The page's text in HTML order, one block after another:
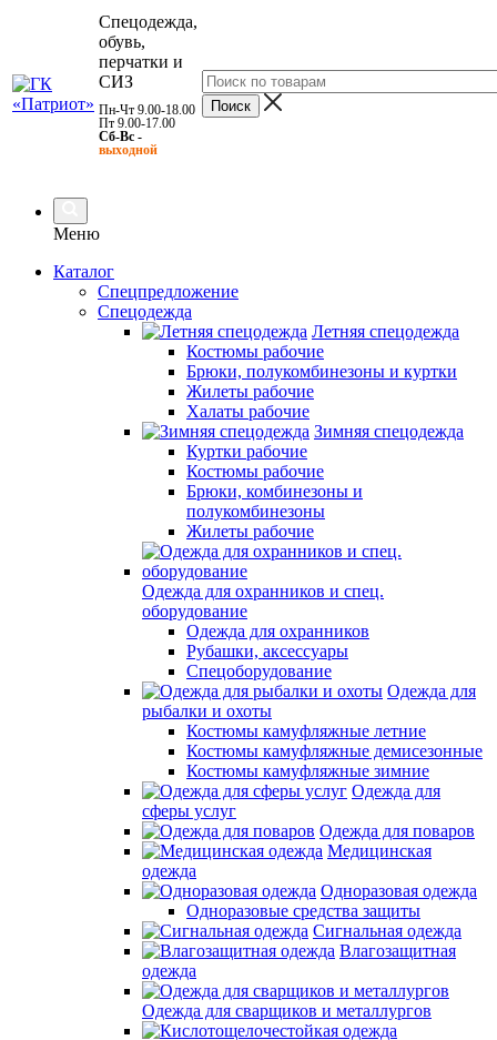
Спецодежда,
обувь,
перчатки и
СИЗ
Пн-Чт 9.00-18.00
Пт 9.00-17.00
Сб-Вс -
выходной
Меню
Каталог
Спецпредложение
Спецодежда
Летняя спецодежда
Костюмы рабочие
Брюки, полукомбинезоны и куртки
Жилеты рабочие
Халаты рабочие
Зимняя спецодежда
Куртки рабочие
Костюмы рабочие
Брюки, комбинезоны и
полукомбинезоны
Жилеты рабочие
Одежда для охранников и спец.
оборудование
Одежда для охранников
Рубашки, аксессуары
Спецоборудование
Одежда для
рыбалки и охоты
Костюмы камуфляжные летние
Костюмы камуфляжные демисезонные
Костюмы камуфляжные зимние
Одежда для
сферы услуг
Одежда для поваров
Медицинская
одежда
Одноразовая одежда
Одноразовые средства защиты
Сигнальная одежда
Влагозащитная
одежда
Одежда для сварщиков и металлургов